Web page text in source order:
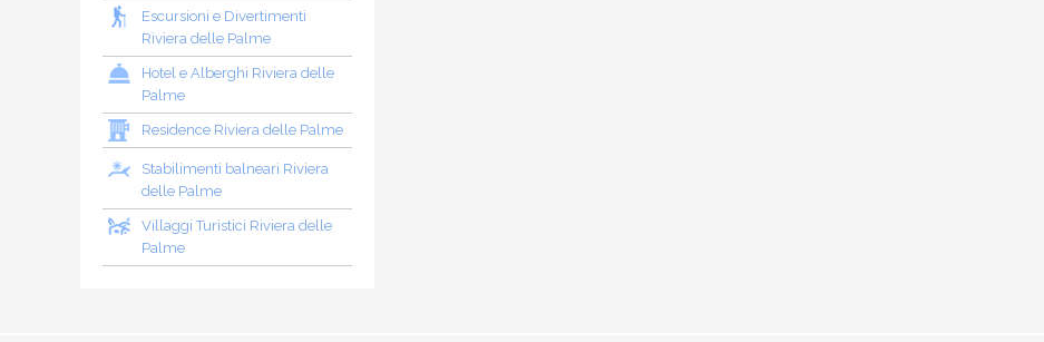
Escursioni e Divertimenti
Riviera delle Palme
Hotel e Alberghi Riviera delle
Palme
Residence Riviera delle Palme
Stabilimenti balneari Riviera
delle Palme
Villaggi Turistici Riviera delle
Palme